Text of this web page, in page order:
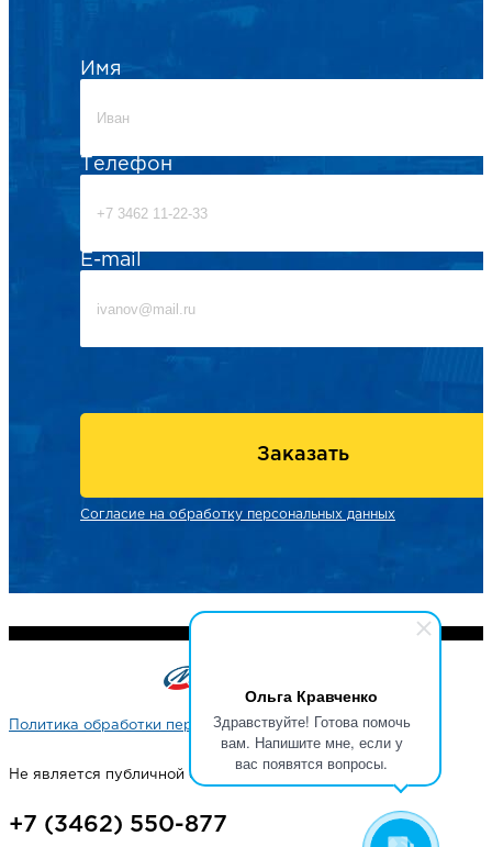
Ольга Кравченко
Здравствуйте! Готова помочь
вам. Напишите мне, если у
вас появятся вопросы.
Имя
Телефон
E-mail
Заказать
Согласие на обработку персональных данных
Политика обработки персональных данных
Не является публичной офертой
+7 (3462) 550-877